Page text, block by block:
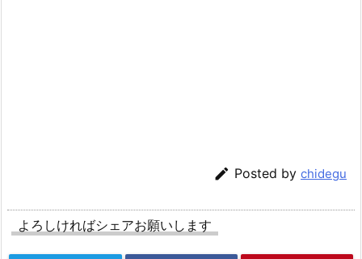
 Posted by chidegu
よろしければシェアお願いします